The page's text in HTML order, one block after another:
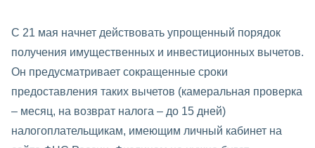
С 21 мая начнет действовать упрощенный порядок
получения имущественных и инвестиционных вычетов.
Он предусматривает сокращенные сроки
предоставления таких вычетов (камеральная проверка
– месяц, на возврат налога – до 15 дней)
налогоплательщикам, имеющим личный кабинет на